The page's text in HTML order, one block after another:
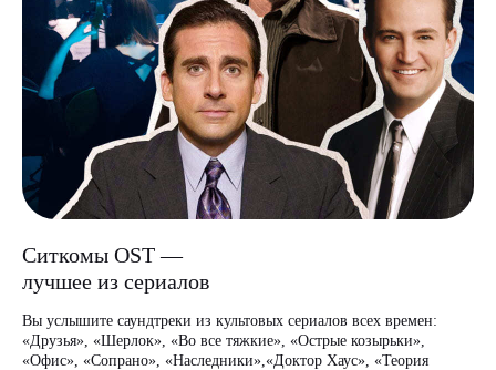
Ситкомы OST —
лучшее из сериалов
Вы услышите саундтреки из культовых сериалов всех времен:
«Друзья», «Шерлок», «Во все тяжкие», «Острые козырьки»,
«Офис», «Сопрано», «Наследники»,«Доктор Хаус», «Теория